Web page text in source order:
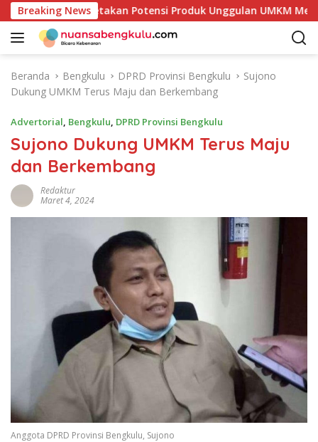
a
Breaking News
Kaur Mulai Petakan Potensi Produk Unggulan UMKM Melalui
Beranda Bengkulu DPRD Provinsi Bengkulu
Sujono
Dukung UMKM Terus Maju dan Berkembang
Advertorial, Bengkulu, DPRD Provinsi Bengkulu
Sujono Dukung UMKM Terus Maju
dan Berkembang
Redaktur
Maret 4, 2024
Anggota DPRD Provinsi Bengkulu, Sujono